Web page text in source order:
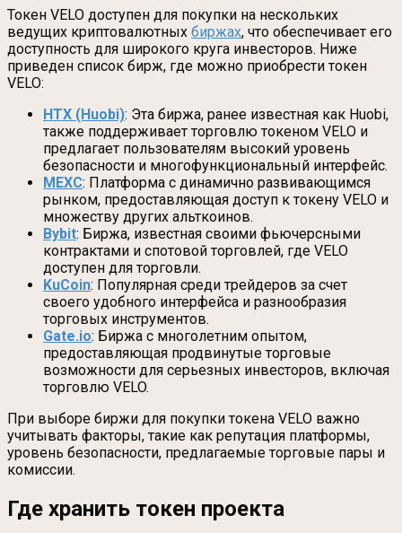
Токен VELO доступен для покупки на нескольких
ведущих криптовалютных биржах, что обеспечивает его
доступность для широкого круга инвесторов. Ниже
приведен список бирж, где можно приобрести токен
VELO:
HTX (Huobi): Эта биржа, ранее известная как Huobi,
также поддерживает торговлю токеном VELO и
предлагает пользователям высокий уровень
безопасности и многофункциональный интерфейс.
MEXC: Платформа с динамично развивающимся
рынком, предоставляющая доступ к токену VELO и
множеству других альткоинов.
Bybit: Биржа, известная своими фьючерсными
контрактами и спотовой торговлей, где VELO
доступен для торговли.
KuCoin: Популярная среди трейдеров за счет
своего удобного интерфейса и разнообразия
торговых инструментов.
Gate.io: Биржа с многолетним опытом,
предоставляющая продвинутые торговые
возможности для серьезных инвесторов, включая
торговлю VELO.
При выборе биржи для покупки токена VELO важно
учитывать факторы, такие как репутация платформы,
уровень безопасности, предлагаемые торговые пары и
комиссии.
Где хранить токен проекта